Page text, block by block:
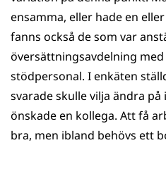
ensamma, eller hade en
fanns också de som var
översättningsavdelning
stödpersonal. I enkäten
svarade skulle vilja ändra
önskade en kollega. Att få
bra, men ibland behövs ett